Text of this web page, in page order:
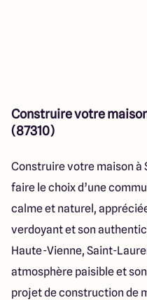
Construire votre
(87310)
Construire votre maison à
faire le choix d’une
calme et naturel,
verdoyant et son
Haute-Vienne, Saint-
atmosphère paisible et
projet de construction de